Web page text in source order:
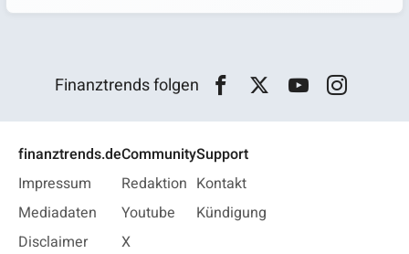
Finanztrends folgen
finanztrends.de
Impressum
Mediadaten
Disclaimer
Community
Redaktion
Youtube
X
Support
Kontakt
Kündigung